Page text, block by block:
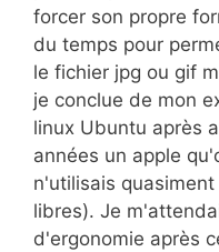
forcer son propre
du temps pour
le fichier jpg ou gif
je conclue de mon
linux Ubuntu après
années un apple
n'utilisais
libres). Je
d'ergonomie après